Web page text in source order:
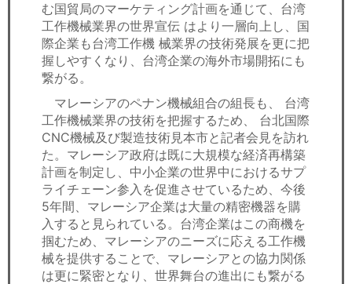
む国貿局のマーケティング計画を通じて、台湾
工作機械業界の世界宣伝 はより一層向上し、国
際企業も台湾工作機 械業界の技術発展を更に把
握しやすくなり、台湾企業の海外市場開拓にも
繋がる。
マレーシアのペナン機械組合の組長も、 台湾
工作機械業界の技術を把握するため、 台北国際
CNC機械及び製造技術見本市と記者会見を訪れ
た。マレーシア政府は既に大規模な経済再構築
計画を制定し、中小企業の世界中におけるサプ
ライチェーン参入を促進させているため、今後
5年間、マレーシア企業は大量の精密機器を購
入すると見られている。台湾企業はこの商機を
掴むため、マレーシアのニーズに応える工作機
械を提供することで、マレーシアとの協力関係
は更に緊密となり、世界舞台の進出にも繋がる